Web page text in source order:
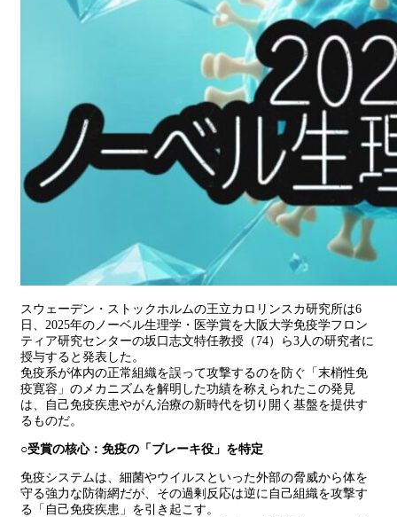
スウェーデン・ストックホルムの王立カロリンスカ研究所は6
日、2025年のノーベル生理学・医学賞を大阪大学免疫学フロン
ティア研究センターの坂口志文特任教授（74）ら3人の研究者に
授与すると発表した。
免疫系が体内の正常組織を誤って攻撃するのを防ぐ「末梢性免
疫寛容」のメカニズムを解明した功績を称えられたこの発見
は、自己免疫疾患やがん治療の新時代を切り開く基盤を提供す
るものだ。
○受賞の核心：免疫の「ブレーキ役」を特定
免疫システムは、細菌やウイルスといった外部の脅威から体を
守る強力な防衛網だが、その過剰反応は逆に自己組織を攻撃す
る「自己免疫疾患」を引き起こす。